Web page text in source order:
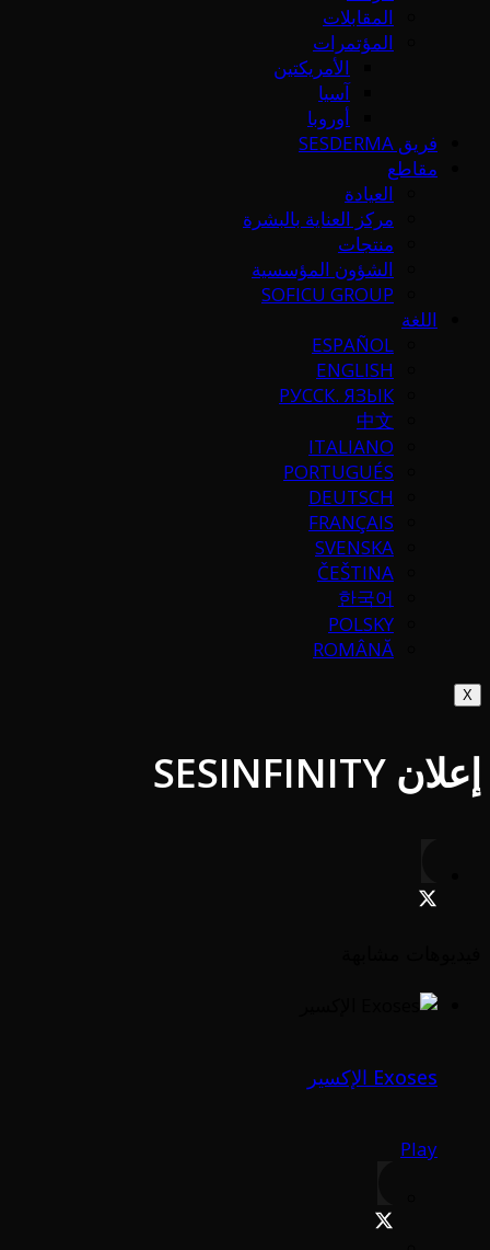
المقابلات
المؤتمرات
الأمريكتين
آسيا
أوروبا
فريق SESDERMA
مقاطع
العيادة
مركز العناية بالبشرة
منتجات
الشؤون المؤسسية
SOFICU GROUP
اللغة
ESPAÑOL
ENGLISH
РУССК. ЯЗЫК
中文
ITALIANO
PORTUGUÉS
DEUTSCH
FRANÇAIS
SVENSKA
ČEŠTINA
한국어
POLSKY
ROMÂNĂ
X
إعلان SESINFINITY
Exoses الإكسير
Play